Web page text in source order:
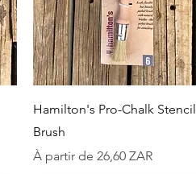
Aperçu rapide
Hamilton's Pro-Chalk Stencil
Brush
À partir de 26,60 ZAR
Prix promotionnel